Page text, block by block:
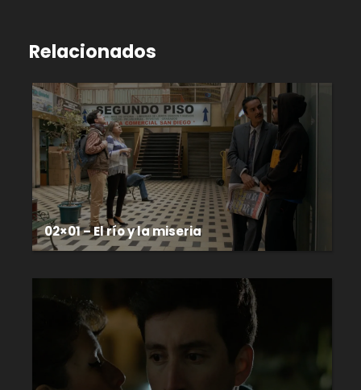
Relacionados
02×01 – El río y la miseria